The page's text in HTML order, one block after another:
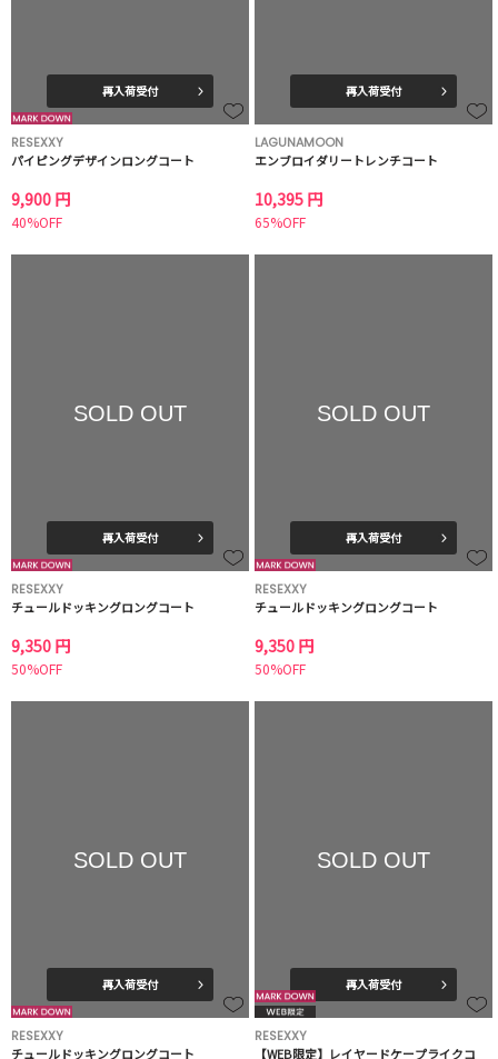
再入荷受付
RESEXXY
パイピングデザインロングコート
9,900 円
40%OFF
再入荷受付
LAGUNAMOON
エンブロイダリートレンチコート
10,395 円
65%OFF
SOLD OUT
再入荷受付
RESEXXY
チュールドッキングロングコート
9,350 円
50%OFF
SOLD OUT
再入荷受付
RESEXXY
チュールドッキングロングコート
9,350 円
50%OFF
SOLD OUT
再入荷受付
RESEXXY
チュールドッキングロングコート
SOLD OUT
再入荷受付
RESEXXY
【WEB限定】レイヤードケープライクコ